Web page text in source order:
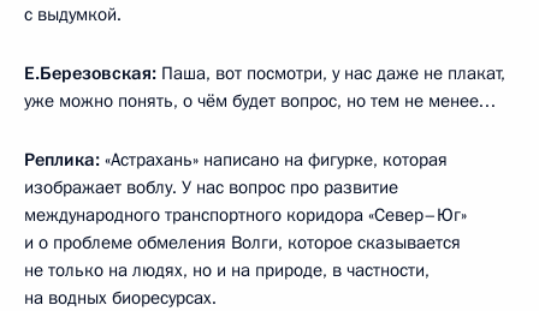
с выдумкой.
Е.Березовская: Паша, вот посмотри, у нас даже не плакат,
уже можно понять, о чём будет вопрос, но тем не менее…
Реплика: «Астрахань» написано на фигурке, которая
изображает воблу. У нас вопрос про развитие
международного транспортного коридора «Север–Юг»
и о проблеме обмеления Волги, которое сказывается
не только на людях, но и на природе, в частности,
на водных биоресурсах.